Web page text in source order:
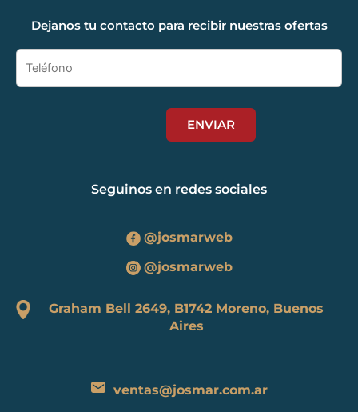
Dejanos tu contacto para recibir nuestras ofertas
Seguinos en redes sociales
@josmarweb
@josmarweb
Graham Bell 2649, B1742 Moreno, Buenos
Aires
ventas@josmar.com.ar